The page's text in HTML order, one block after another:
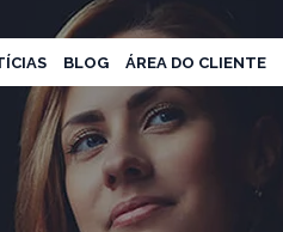
BLOG ÁREA DO CLIENTE